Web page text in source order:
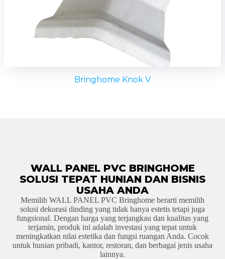
Bringhome Knok V
WALL PANEL PVC BRINGHOME
SOLUSI TEPAT HUNIAN DAN BISNIS
USAHA ANDA
Memilih WALL PANEL PVC Bringhome berarti memilih
solusi dekorasi dinding yang tidak hanya estetis tetapi juga
fungsional. Dengan harga yang terjangkau dan kualitas yang
terjamin, produk ini adalah investasi yang tepat untuk
meningkatkan nilai estetika dan fungsi ruangan Anda. Cocok
untuk hunian pribadi, kantor, restoran, dan berbagai jenis usaha
lainnya.